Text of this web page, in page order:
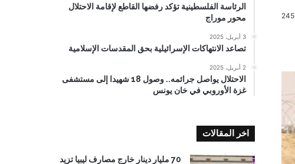
245
الرئاسة الفلسطينية تؤكد رفضها القاطع لإقامة الاحتلال
محور موراج
3 أبريل، 2025
تصاعد الانتهاكات الإسرائيلية بحق المقدسات الإسلامية
2 أبريل، 2025
الاحتلال يواصل جرائمه.. وصول 18 شهيدا إلى مستشفى
غزة الأوروبي في خان يونس
اخر المقالات
70 مليار دينار خارج مصارف ليبيا تزيد